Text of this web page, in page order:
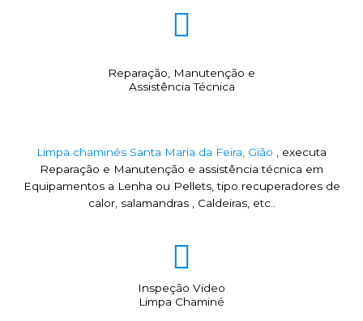
Reparação, Manutenção e
Assistência Técnica
Limpa chaminés Santa Maria da Feira, Gião , executa
Reparação e Manutenção e assistência técnica em
Equipamentos a Lenha ou Pellets, tipo recuperadores de
calor, salamandras , Caldeiras, etc..
Inspeção Video
Limpa Chaminé